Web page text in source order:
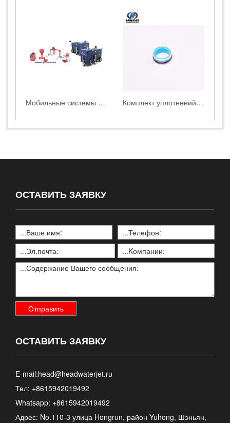
Мобильные системы гидроабразивной резки HEAD WATERJET Комплект уплотнений высокого давления
ОСТАВИТЬ ЗАЯВКУ
ОСТАВИТЬ ЗАЯВКУ
E-mail:head@headwaterjet.ru
Тел: +8615942019492
Whatsapp: +8615942019492
Адрес: No.110-3 улица Hongrun, район Yuhong, Шэньян,